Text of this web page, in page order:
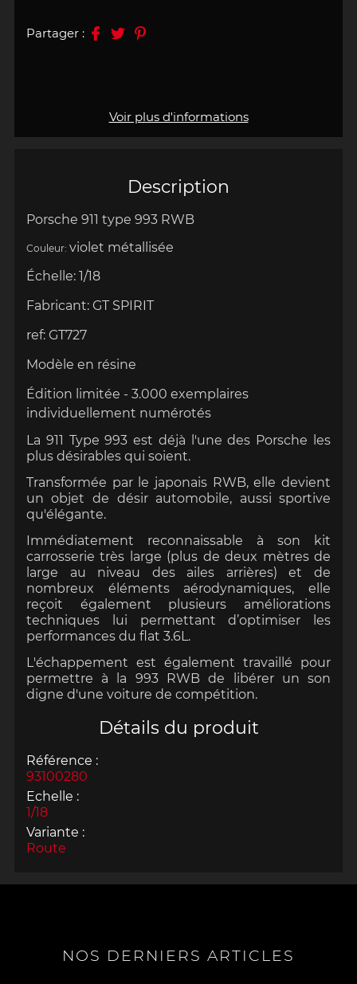
Description
Porsche 911 type 993 RWB
Couleur: violet métallisée
Échelle: 1/18
Fabricant: GT SPIRIT
ref: GT727
Modèle en résine
Édition limitée -3.000 exemplaires
individuellement numérotés
La 911 Type 993 est déjà l'une des Porsche les
plus désirables qui soient.
Transformée par le japonais RWB, elle devient
un objet de désir automobile, aussi sportive
qu'élégante.
Immédiatement reconnaissable à son kit
carrosserie très large (plus de deux mètres de
large au niveau des ailes arrières) et de
nombreux éléments aérodynamiques, elle
reçoit également plusieurs améliorations
techniques lui permettant d’optimiser les
performances du flat 3.6L.
L'échappement est également travaillé pour
permettre à la 993 RWB de libérer un son
digne d'une voiture de compétition.
Détails du produit
Référence :
93100280
Echelle :
1/18
Variante :
Route
Voir plus d'informations
Partager :
NOS DERNIERS ARTICLES